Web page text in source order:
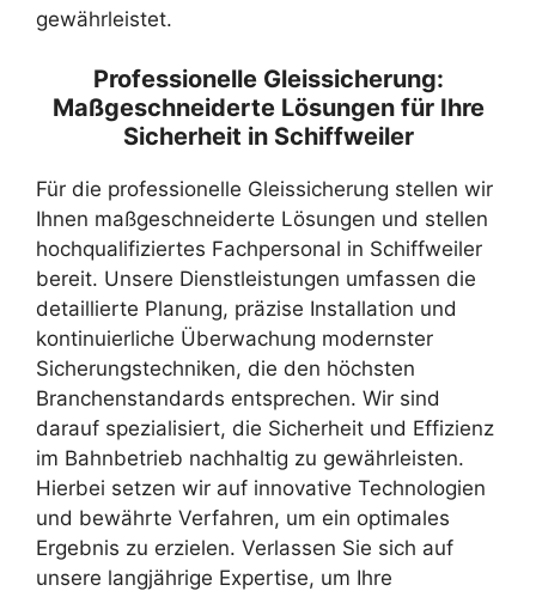
gewährleistet.
Professionelle Gleissicherung:
Maßgeschneiderte Lösungen für Ihre
Sicherheit in Schiffweiler
Für die professionelle Gleissicherung stellen wir
Ihnen maßgeschneiderte Lösungen und stellen
hochqualifiziertes Fachpersonal in Schiffweiler
bereit. Unsere Dienstleistungen umfassen die
detaillierte Planung, präzise Installation und
kontinuierliche Überwachung modernster
Sicherungstechniken, die den höchsten
Branchenstandards entsprechen. Wir sind
darauf spezialisiert, die Sicherheit und Effizienz
im Bahnbetrieb nachhaltig zu gewährleisten.
Hierbei setzen wir auf innovative Technologien
und bewährte Verfahren, um ein optimales
Ergebnis zu erzielen. Verlassen Sie sich auf
unsere langjährige Expertise, um Ihre